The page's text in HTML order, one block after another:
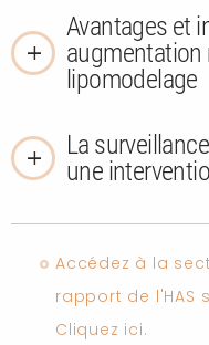
Avantages et
augmentation
lipomodelage
La
une
Accédez à la
rapport de l'HAS
Cliquez ici.